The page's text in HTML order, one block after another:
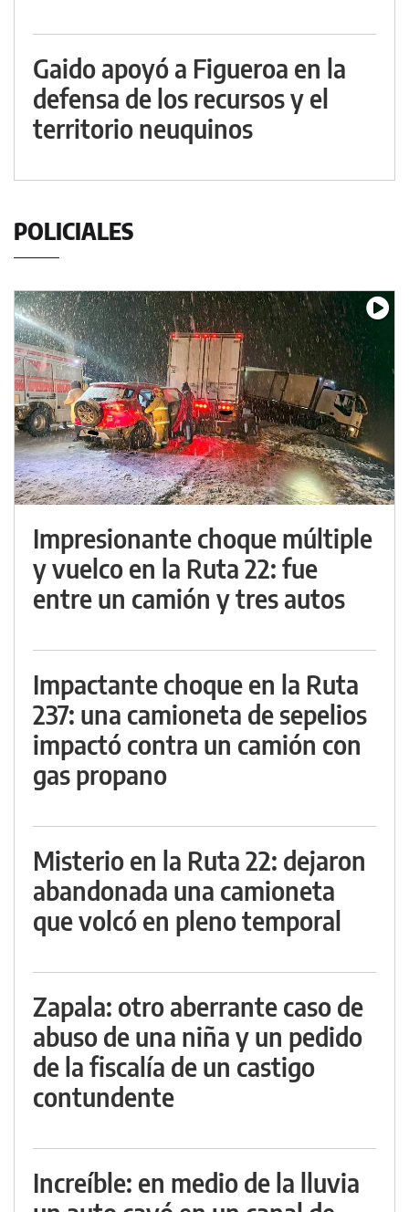
Gaido apoyó a Figueroa en la
defensa de los recursos y el
territorio neuquinos
POLICIALES
Impresionante choque múltiple
y vuelco en la Ruta 22: fue
entre un camión y tres autos
Impactante choque en la Ruta
237: una camioneta de sepelios
impactó contra un camión con
gas propano
Misterio en la Ruta 22: dejaron
abandonada una camioneta
que volcó en pleno temporal
Zapala: otro aberrante caso de
abuso de una niña y un pedido
de la fiscalía de un castigo
contundente
Increíble: en medio de la lluvia